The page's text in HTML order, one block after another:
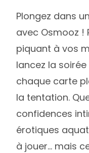
Plongez dans
avec Osmooz !
piquant à vos
lancez la
chaque carte
la tentation.
confidences
érotiques
à jouer… mais